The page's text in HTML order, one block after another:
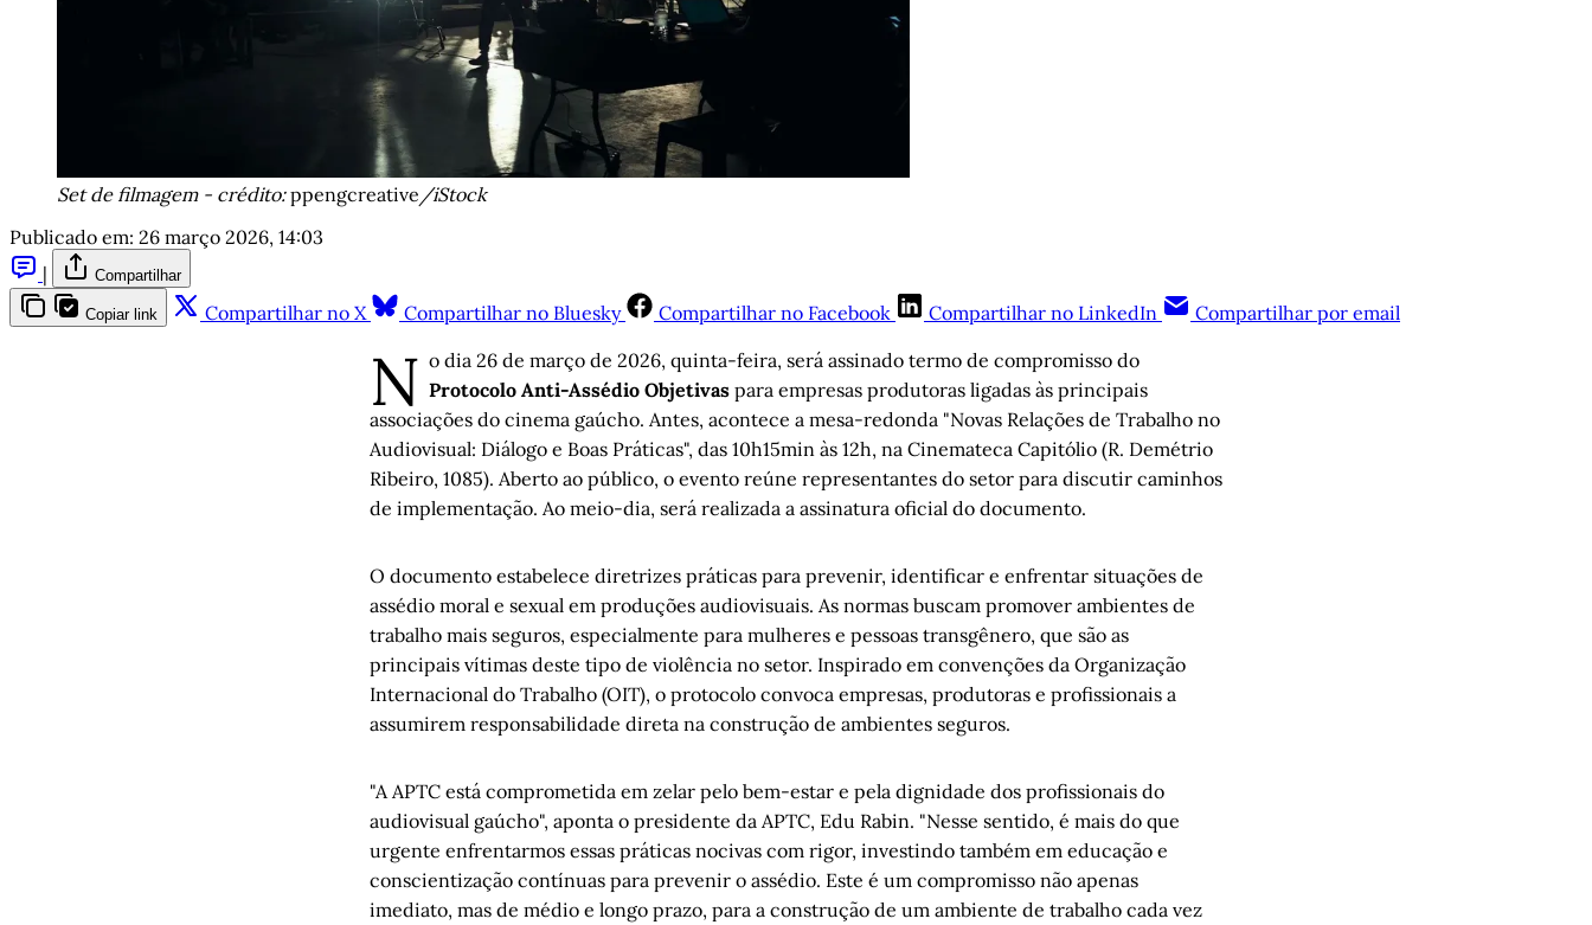
​Set de filmagem - crédito:ppengcreative /iStock
Publicado em: 26 março 2026, 14:03
|
Compartilhar
Copiar link Compartilhar no X Compartilhar no Bluesky Compartilhar no Facebook Compartilhar no LinkedIn Compartilhar por email
N o dia 26 de março de 2026, quinta-feira, será assinado termo de compromisso do
Protocolo Anti-Assédio Objetivas para empresas produtoras ligadas às principais
associações do cinema gaúcho. Antes, acontece a mesa-redonda "Novas Relações de Trabalho no
Audiovisual: Diálogo e Boas Práticas", das 10h15min às 12h, na Cinemateca Capitólio (R. Demétrio
Ribeiro, 1085). Aberto ao público, o evento reúne representantes do setor para discutir caminhos
de implementação. Ao meio-dia, será realizada a assinatura oficial do documento.
O documento estabelece diretrizes práticas para prevenir, identificar e enfrentar situações de
assédio moral e sexual em produções audiovisuais. As normas buscam promover ambientes de
trabalho mais seguros, especialmente para mulheres e pessoas transgênero, que são as
principais vítimas deste tipo de violência no setor. Inspirado em convenções da Organização
Internacional do Trabalho (OIT), o protocolo convoca empresas, produtoras e profissionais a
assumirem responsabilidade direta na construção de ambientes seguros.
"A APTC está comprometida em zelar pelo bem-estar e pela dignidade dos profissionais do
audiovisual gaúcho", aponta o presidente da APTC, Edu Rabin. "Nesse sentido, é mais do que
urgente enfrentarmos essas práticas nocivas com rigor, investindo também em educação e
conscientização contínuas para prevenir o assédio. Este é um compromisso não apenas
imediato, mas de médio e longo prazo, para a construção de um ambiente de trabalho cada vez